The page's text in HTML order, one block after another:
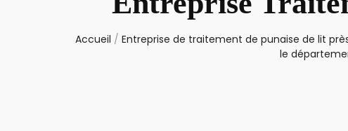
Accueil / Entreprise de traitement de punaise de lit
le